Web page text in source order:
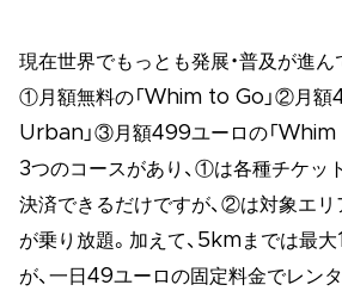
現在世界でもっとも発展・普及が進ん
①月額無料の「Whim to Go」②月額
Urban」③月額499ユーロの「Whim
3つのコースがあり、①は各種チケッ
決済できるだけですが、②は対象エリ
が乗り放題。加えて、5kmまでは最
が、一日49ユーロの固定料金でレン